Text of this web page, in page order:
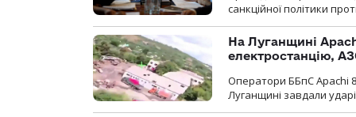
санкційної політики
На Луганщині
електростанцію,
Оператори ББпС Apachi
Луганщині завдали